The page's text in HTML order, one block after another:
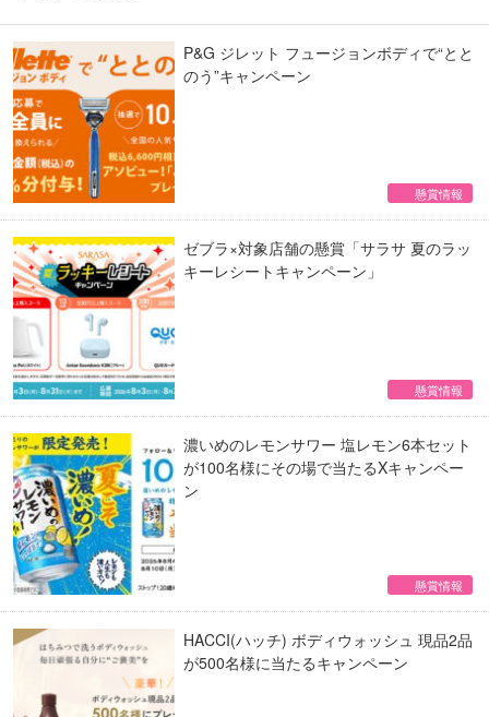
P&G ジレット フュージョンボディで“とと
のう”キャンペーン
懸賞情報
ゼブラ×対象店舗の懸賞「サラサ 夏のラッ
キーレシートキャンペーン」
懸賞情報
濃いめのレモンサワー​ 塩レモン6本セット
が100名様にその場で当たるXキャンペー
ン
懸賞情報
HACCI(ハッチ) ボディウォッシュ 現品2品
が500名様に当たるキャンペーン